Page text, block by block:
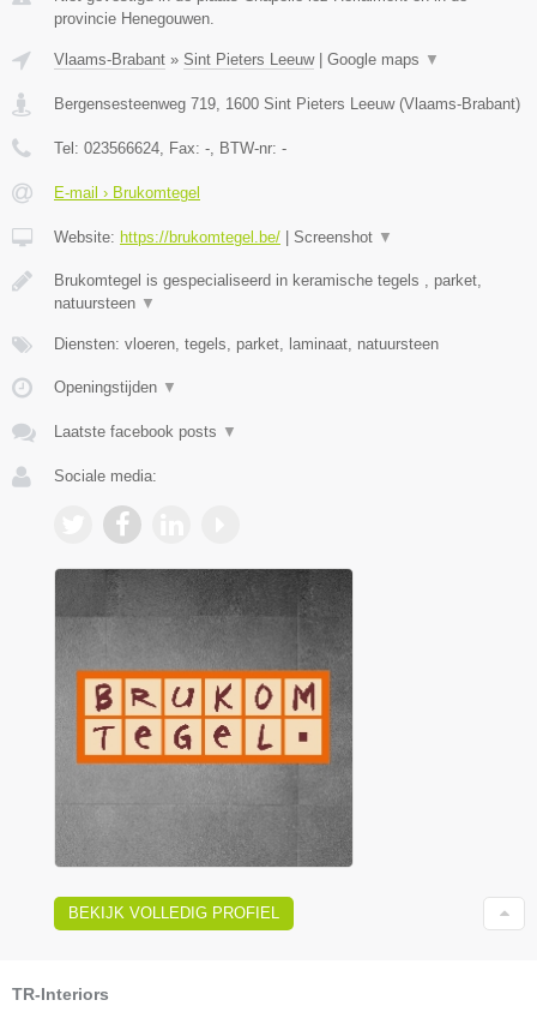
provincie Henegouwen.
Vlaams-Brabant » Sint Pieters Leeuw| Google maps ▼
Bergensesteenweg 719, 1600 Sint Pieters Leeuw(Vlaams-Brabant)
Tel: 023566624, Fax: -, BTW-nr: -
E-mail › Brukomtegel
Website: https://brukomtegel.be/ Screenshot ▼
Brukomtegel is gespecialiseerd in keramische tegels , parket,
natuursteen ▼
Diensten: vloeren, tegels, parket, laminaat, natuursteen
Openingstijden ▼
Laatste facebook posts ▼
Sociale media:
BEKIJK VOLLEDIG PROFIEL
TR-Interiors